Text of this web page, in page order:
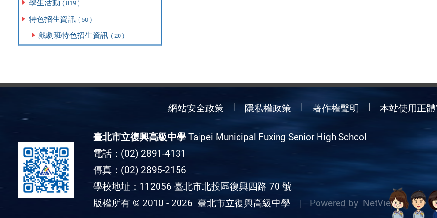
學生活動 ( 819 )
特色招生資訊 ( 50 )
戲劇班特色招生資訊 ( 20 )
網站安全政策 隱私權政策 著作權聲明 本站使用正
臺北市立復興高級中學Taipei Municipal Fuxing Senior High School
電話：(02) 2891-4131
傳真：(02) 2895-2156
學校地址：112056 臺北市北投區復興四路 70 號
版權所有 © 2010 - 2026 臺北市立復興高級中學 | Powered by NetView